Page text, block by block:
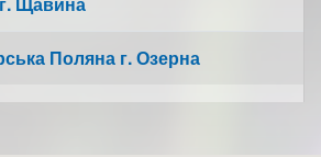
Поляна г. Озерна